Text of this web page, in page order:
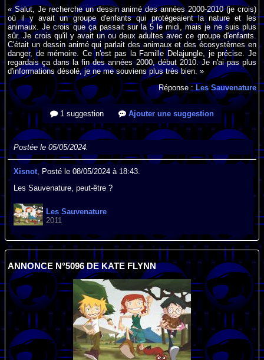
« Salut, Je recherche un dessin animé des années 2000-2010 (je crois)
où il y avait un groupe d'enfants qui protégeaient la nature et les
animaux. Je crois que ça passait sur la 5 le midi, mais je ne suis plus
sûr. Je crois qu'il y avait un ou deux adultes avec ce groupe d'enfants.
C'était un dessin animé qui parlait des animaux et des écosystèmes en
danger, de mémoire. Ce n'est pas la Famille Delajungle, je précise. Je
regardais ça dans la fin des années 2000, début 2010. Je n'ai pas plus
d'informations désolé, je ne me souviens plus très bien. »
Réponse :Les Sauvenature
1 suggestion Ajouter une suggestion
Postée le 05/05/2024.
Xisnot , Posté le 08/05/2024 à 18:43.
Les Sauvenature, peut-être ?
Les Sauvenature
2011
ANNONCE N°5096 DE KATE FLYNN